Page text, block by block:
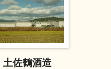
土佐鶴酒造